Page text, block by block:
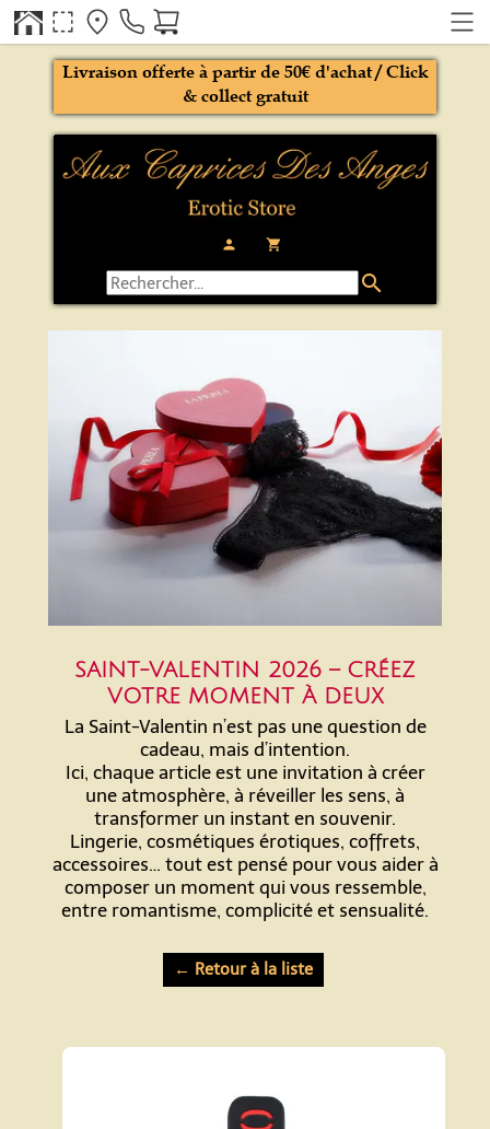
person local_grocery_store
Livraison offerte à partir de 50€ d'achat / Click
& collect gratuit
search
SAINT-VALENTIN 2026 – CRÉEZ
VOTRE MOMENT À DEUX
La Saint-Valentin n’est pas une question de
cadeau, mais d’intention.
Ici, chaque article est une invitation à créer
une atmosphère, à réveiller les sens, à
transformer un instant en souvenir.
Lingerie, cosmétiques érotiques, coffrets,
accessoires… tout est pensé pour vous aider à
composer un moment qui vous ressemble,
entre romantisme, complicité et sensualité.
← Retour à la liste